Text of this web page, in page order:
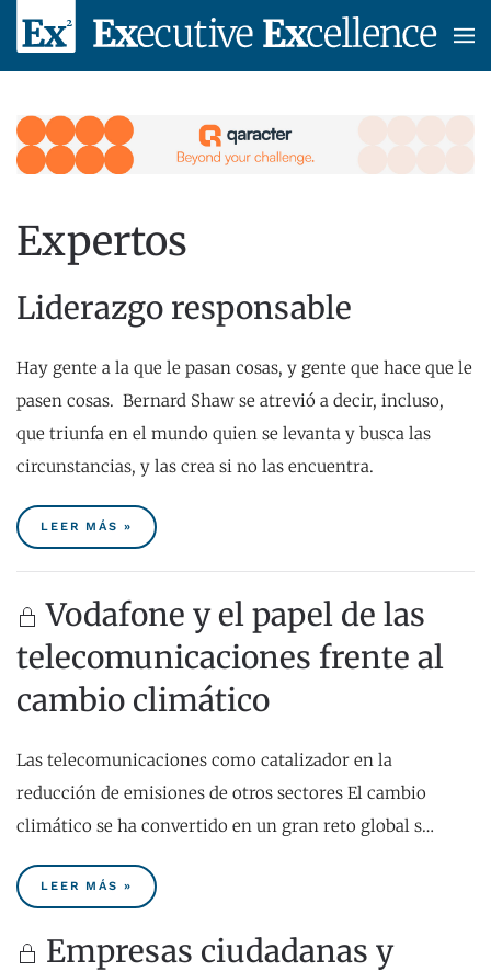
Skip to main content
Expertos
Liderazgo responsable
Hay gente a la que le pasan cosas, y gente que hace que le
pasen cosas. Bernard Shaw se atrevió a decir, incluso,
que triunfa en el mundo quien se levanta y busca las
circunstancias, y las crea si no las encuentra.
LEER MÁS »
Vodafone y el papel de las
telecomunicaciones frente al
cambio climático
Las telecomunicaciones como catalizador en la
reducción de emisiones de otros sectores El cambio
climático se ha convertido en un gran reto global s…
LEER MÁS »
Empresas ciudadanas y